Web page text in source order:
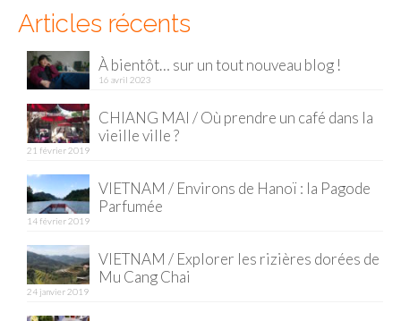
Hanoi
Hué
Mu Cang Chai
Quy Nhon
EUROPE
Articles récents
À bientôt… sur un tout nouveau blog !
16 avril 2023
CHIANG MAI / Où prendre un café dans la
vieille ville ?
21 février 2019
VIETNAM / Environs de Hanoï : la Pagode
Parfumée
14 février 2019
VIETNAM / Explorer les rizières dorées de
Mu Cang Chai
24 janvier 2019